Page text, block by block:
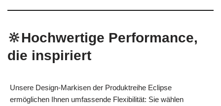
🔆Hochwertige Performance,
die inspiriert
Unsere Design-Markisen der Produktreihe Eclipse
ermöglichen Ihnen umfassende Flexibilität: Sie wählen